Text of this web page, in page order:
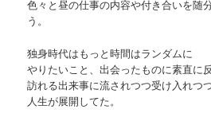
色々と昼の仕事の内容や付き合いを随
う。
独身時代はもっと時間はランダムに
やりたいこと、出会ったものに素直に
訪れる出来事に流されつつ受け入れつ
人生が展開してた。